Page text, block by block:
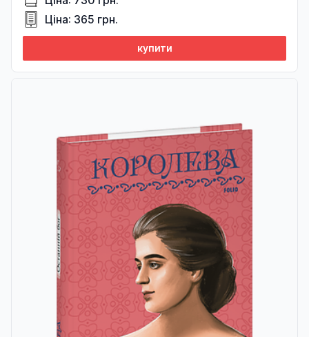
Ціна: 365 грн.
купити